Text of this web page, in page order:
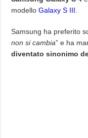
modelloGalaxy S III
Samsung ha preferito
non si cambia” e ha
diventato sinonimo